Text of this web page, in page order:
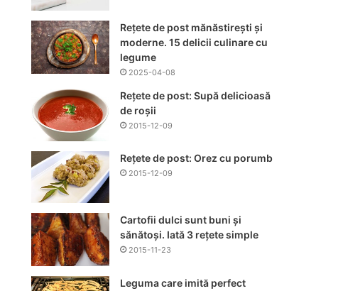
Rețete de post mănăstirești și
moderne. 15 delicii culinare cu
legume
2025-04-08
Rețete de post: Supă delicioasă
de roșii
2015-12-09
Rețete de post: Orez cu porumb
2015-12-09
Cartofii dulci sunt buni și
sănătoși. Iată 3 rețete simple
2015-11-23
Leguma care imită perfect